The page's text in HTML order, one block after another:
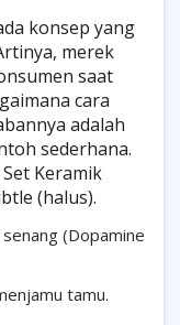
konsep yang
merek
saat
cara
adalah
sederhana.
Keramik
(halus).
(Dopamine
tamu.